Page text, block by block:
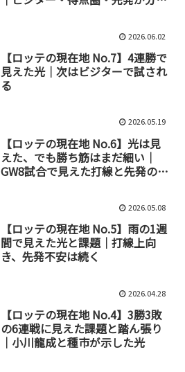
2026.06.02
【ロッテの現在地 No.7】4連勝で
見えた光｜次はビジターで試され
る
2026.05.19
【ロッテの現在地 No.6】光は見
えた、でも勝ち筋はまだ細い｜
GW8試合で見えた打線と先発の現
2026.05.08
【ロッテの現在地 No.5】雨の1週
間で見えた光と課題｜打線上向
き、先発不安は続く
2026.04.28
【ロッテの現在地 No.4】3勝3敗
の6連戦に見えた課題と踏ん張り
｜小川龍成と種市が示した光